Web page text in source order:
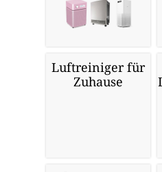
Luftreiniger für
Zuhause